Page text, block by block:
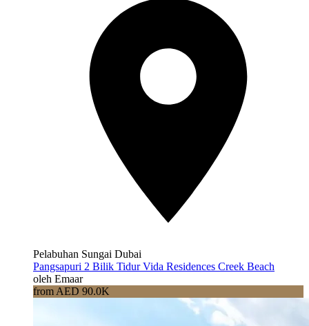
Pelabuhan Sungai Dubai
Pangsapuri 2 Bilik Tidur Vida Residences Creek Beach
oleh Emaar
from AED 90.0K